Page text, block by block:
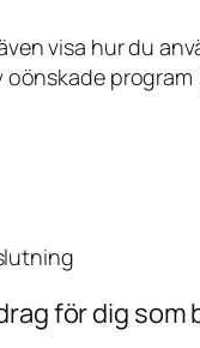
visa hur du
för dig som